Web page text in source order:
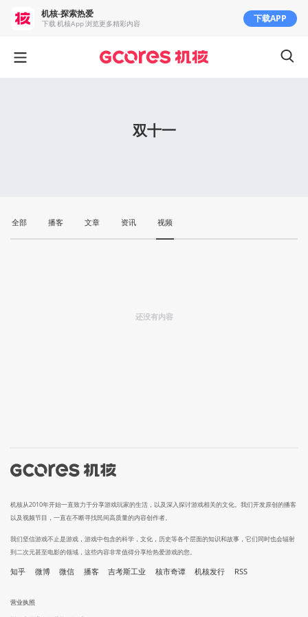
双十一
全部 播客 文章 资讯 视频
还没有内容
机核从2010年开始一直致力于分享游戏玩家的生活，以及深入探讨游戏相关的文化。我们开发原创的播客
以及视频节目，一直在不断寻找民间高质量的内容创作者。
我们坚信游戏不止是游戏，游戏中包含的科学，文化，历史等各个层面的知识和故事，它们同时也会辐射
到二次元甚至电影的领域，这些内容非常值得分享给热爱游戏的您。
知乎 微博 微信 播客 吉考斯工业 核市奇谭 机核发行 RSS
营业执照
机核-探索热爱
下载 机核App 浏览更多精彩内容 下载APP